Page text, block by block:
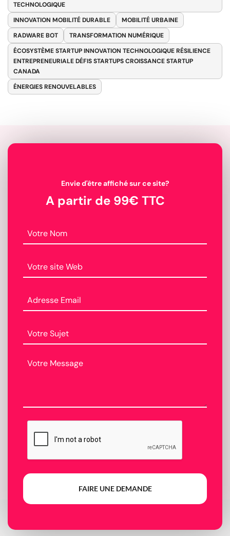
TECHNOLOGIQUE
INNOVATION MOBILITÉ DURABLE
MOBILITÉ URBAINE
RADWARE BOT
TRANSFORMATION NUMÉRIQUE
ÉCOSYSTÈME STARTUP INNOVATION TECHNOLOGIQUE RÉSILIENCE
ENTREPRENEURIALE DÉFIS STARTUPS CROISSANCE STARTUP
CANADA
ÉNERGIES RENOUVELABLES
Envie d'être affiché sur ce site?
A partir de 99€ TTC
FAIRE UNE DEMANDE